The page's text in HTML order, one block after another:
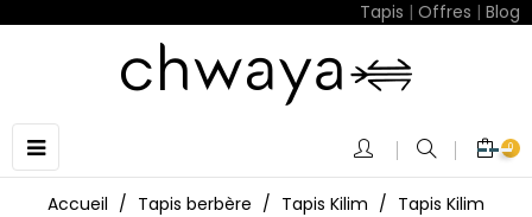
Tapis | Offres | Blog
Basculer
la
navigation
☰ 0
Accueil Tapis berbère Tapis Kilim
Tapis Kilim